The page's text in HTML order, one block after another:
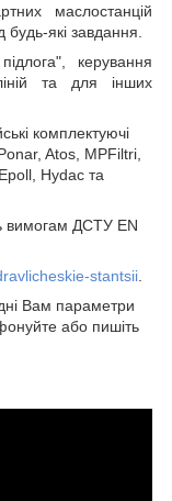
маслостанцій
які завдання.
керування
та для інших
комплектуючі
Atos, MPFiltri,
Hydac та
вимогам ДСТУ EN
stantsii
Вам параметри
або пишіть